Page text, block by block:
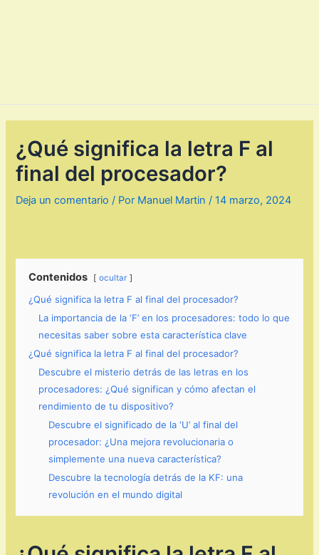
¿Qué significa la letra F al
final del procesador?
Deja un comentario / Por Manuel Martin/14 marzo, 2024
Contenidos ocultar
¿Qué significa la letra F al final del procesador?
La importancia de la ‘F’ en los procesadores: todo lo que
necesitas saber sobre esta característica clave
¿Qué significa la letra F al final del procesador?
Descubre el misterio detrás de las letras en los
procesadores: ¿Qué significan y cómo afectan el
rendimiento de tu dispositivo?
Descubre el significado de la ‘U’ al final del
procesador: ¿Una mejora revolucionaria o
simplemente una nueva característica?
Descubre la tecnología detrás de la KF: una
revolución en el mundo digital